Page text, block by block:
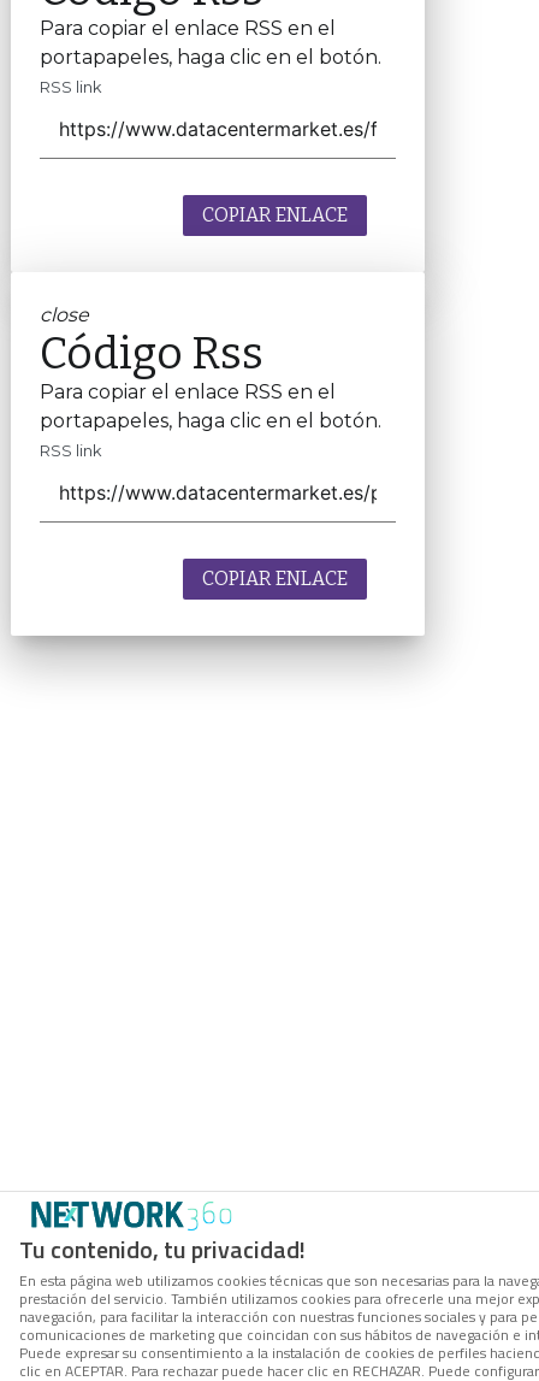
Tu contenido, tu privacidad!
En esta página web utilizamos cookies técnicas que son necesarias para la
prestación del servicio. También utilizamos cookies para ofrecerle una mejor
navegación, para facilitar la interacción con nuestras funciones sociales y para
comunicaciones de marketing que coincidan con sus hábitos de navegación e
Puede expresar su consentimiento a la instalación de cookies de perfiles
clic en ACEPTAR. Para rechazar puede hacer clic en RECHAZAR. Puede
Para copiar el enlace RSS en el
portapapeles, haga clic en el botón.
RSS link
COPIAR ENLACE
close
Código Rss
Para copiar el enlace RSS en el
portapapeles, haga clic en el botón.
RSS link
COPIAR ENLACE